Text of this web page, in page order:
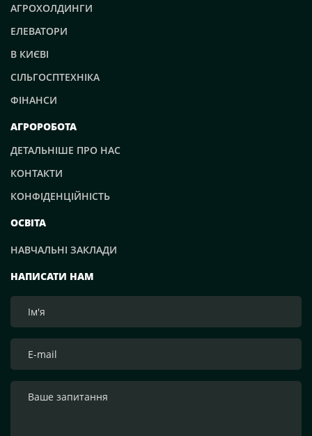
НАПИСАТИ НАМ
АГРОХОЛДИНГИ
ЕЛЕВАТОРИ
В КИЄВІ
СІЛЬГОСПТЕХНІКА
ФІНАНСИ
АГРОРОБОТА
ДЕТАЛЬНІШЕ ПРО НАС
КОНТАКТИ
КОНФІДЕНЦІЙНІСТЬ
ОСВІТА
НАВЧАЛЬНІ ЗАКЛАДИ